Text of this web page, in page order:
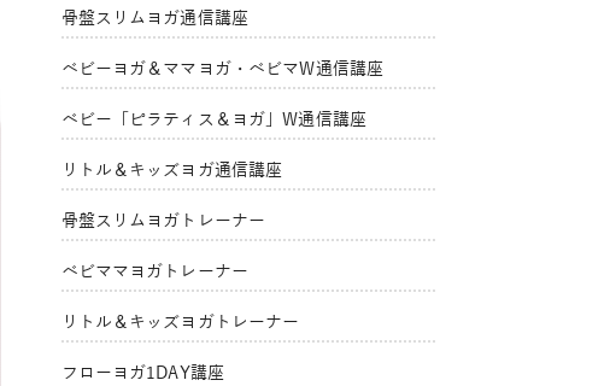
骨盤スリムヨガ通信講座
ベビーヨガ＆ママヨガ・ベビマW通信講座
ベビー「ピラティス＆ヨガ」W通信講座
リトル＆キッズヨガ通信講座
骨盤スリムヨガトレーナー
ベビママヨガトレーナー
リトル＆キッズヨガトレーナー
フローヨガ1DAY講座